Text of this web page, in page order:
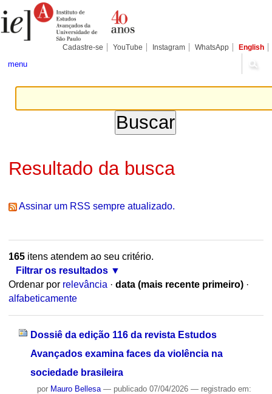
para
conteúdo.
Pessoais
Cadastre-se YouTube Instagram WhatsApp English
menu
Resultado da busca
Assinar um RSS sempre atualizado.
165itens atendem ao seu critério.
Filtrar os resultados
Ordenar por relevância · data (mais recente primeiro) ·
alfabeticamente
Dossiê da edição 116 da revista Estudos
Avançados examina faces da violência na
sociedade brasileira
por Mauro Bellesa — publicado07/04/2026 — registrado em: